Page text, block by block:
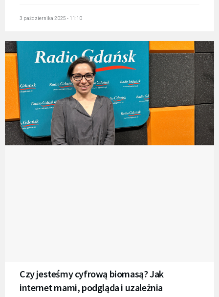
3 października 2025 - 11:10
Czy jesteśmy cyfrową biomasą? Jak
internet mami, podgląda i uzależnia